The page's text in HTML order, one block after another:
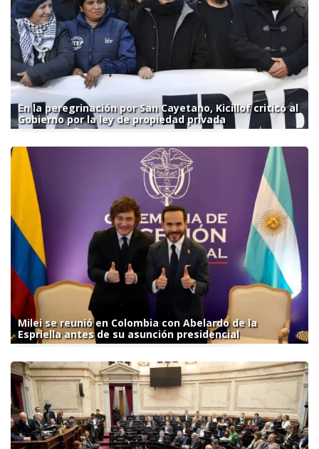
En la peregrinación por San Cayetano, Kicillof criticó al
Gobierno por la ley de propiedad privada
Milei se reunió en Colombia con Abelardo de la
Espriella antes de su asunción presidencial